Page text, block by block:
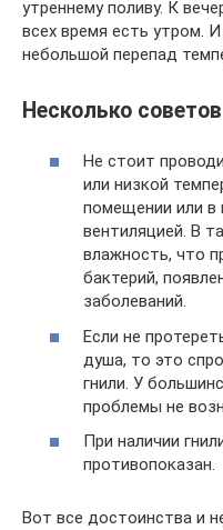
утреннему поливу. К
всех время есть утром.
небольшой перепад
Несколько советов
Не стоит
или низкой
помещении или в
вентиляцией. В
влажность, что
бактерий,
заболеваний.
Если не
душа, то это
гнили. У
проблемы не
При наличии
противопоказан.
Вот все достоинства и